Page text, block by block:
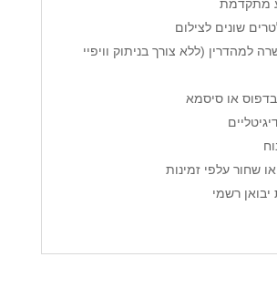
מתקדמת
למהדרין (ללא צורך בניתוק וויפיי
או סיסמא
שחור עלפי זמינות
רשמי